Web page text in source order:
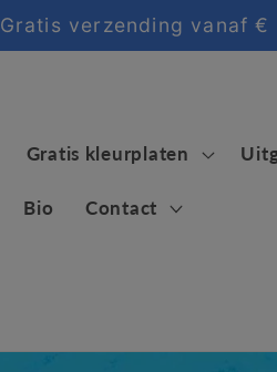
Gratis verzending vanaf €
Gratis kleurplaten
Bio Contact